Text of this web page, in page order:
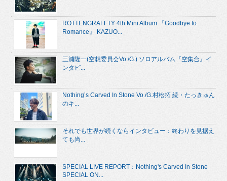
ROTTENGRAFFTY 4th Mini Album 『Goodbye to
Romance』 KAZUO...
三浦隆一(空想委員会Vo./G.) ソロアルバム『空集合』イ
ンタビ...
Nothing’s Carved In Stone Vo./G.村松拓 続・たっきゅん
のキ...
それでも世界が続くならインタビュー：終わりを見据え
ても尚...
SPECIAL LIVE REPORT：Nothing's Carved In Stone
SPECIAL ON...